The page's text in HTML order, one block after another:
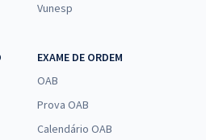
R$ 88,56 (-20%)
Comprar
Vunesp
EXAME DE ORDEM
OAB
Prova OAB
Calendário OAB